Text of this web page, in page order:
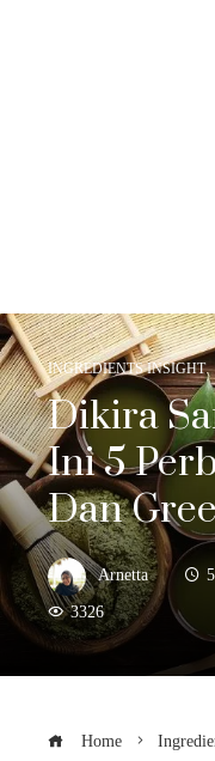
INGREDIENTS INSIGHT
Dikira
Ini 5
Dan
Arnetta
3326
Home